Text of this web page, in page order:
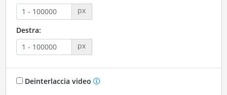
px
Destra:
px
Deinterlaccia video